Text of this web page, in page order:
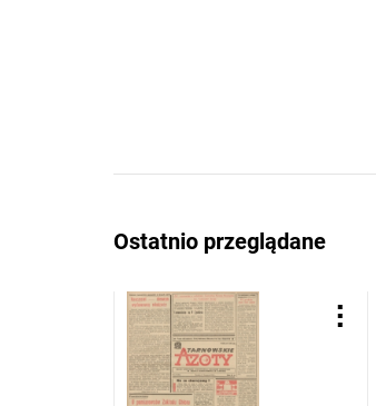
Ostatnio przeglądane